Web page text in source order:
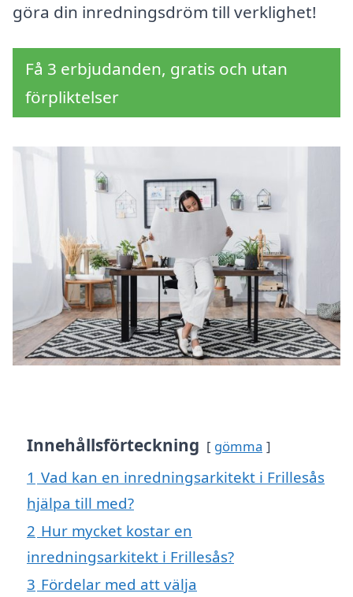
göra din inredningsdröm till verklighet!
Få 3 erbjudanden, gratis och utan
förpliktelser
Innehållsförteckning gömma
1 Vad kan en inredningsarkitekt i Frillesås
hjälpa till med?
2 Hur mycket kostar en
inredningsarkitekt i Frillesås?
3 Fördelar med att välja